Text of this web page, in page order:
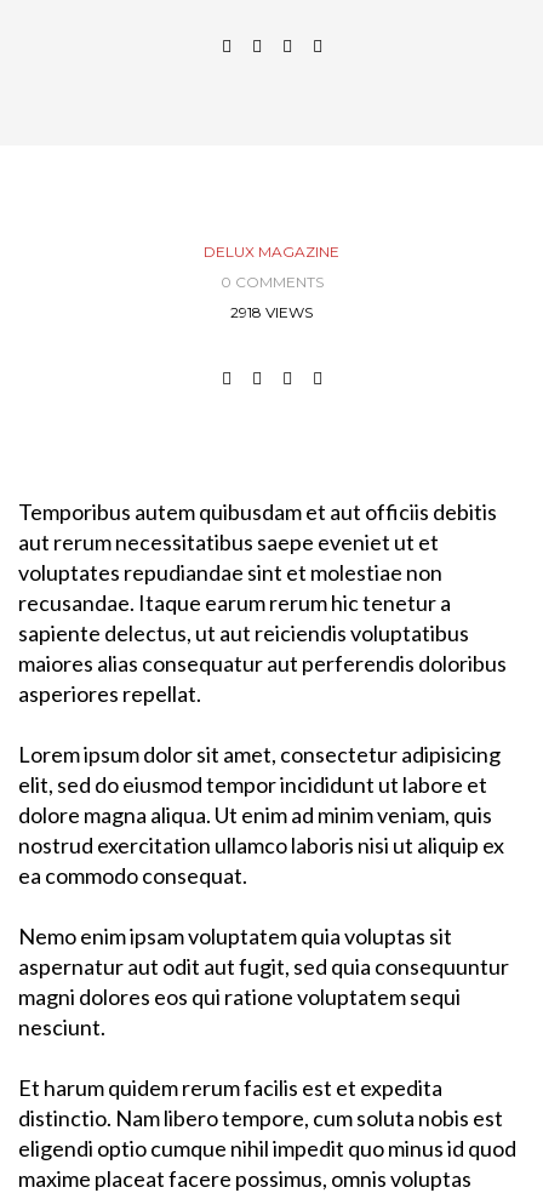
DELUX MAGAZINE
0 COMMENTS
2918 VIEWS
Temporibus autem quibusdam et aut officiis debitis
aut rerum necessitatibus saepe eveniet ut et
voluptates repudiandae sint et molestiae non
recusandae. Itaque earum rerum hic tenetur a
sapiente delectus, ut aut reiciendis voluptatibus
maiores alias consequatur aut perferendis doloribus
asperiores repellat.
Lorem ipsum dolor sit amet, consectetur adipisicing
elit, sed do eiusmod tempor incididunt ut labore et
dolore magna aliqua. Ut enim ad minim veniam, quis
nostrud exercitation ullamco laboris nisi ut aliquip ex
ea commodo consequat.
Nemo enim ipsam voluptatem quia voluptas sit
aspernatur aut odit aut fugit, sed quia consequuntur
magni dolores eos qui ratione voluptatem sequi
nesciunt.
Et harum quidem rerum facilis est et expedita
distinctio. Nam libero tempore, cum soluta nobis est
eligendi optio cumque nihil impedit quo minus id quod
maxime placeat facere possimus, omnis voluptas